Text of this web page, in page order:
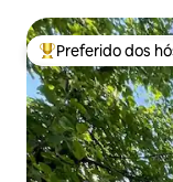
Entre os melhores
Preferido dos